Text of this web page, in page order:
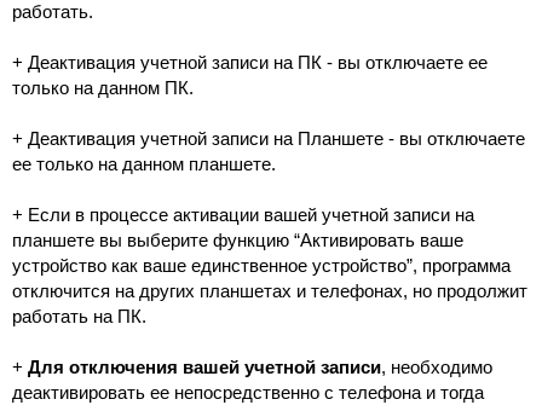
работать.
+ Деактивация учетной записи на ПК - вы отключаете ее
только на данном ПК.
+ Деактивация учетной записи на Планшете - вы отключаете
ее только на данном планшете.
+ Если в процессе активации вашей учетной записи на
планшете вы выберите функцию “Активировать ваше
устройство как ваше единственное устройство”, программа
отключится на других планшетах и телефонах, но продолжит
работать на ПК.
+ Для отключения вашей учетной записи, необходимо
деактивировать ее непосредственно с телефона и тогда